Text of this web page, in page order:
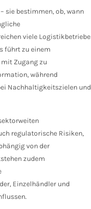
sie bestimmen, ob, wann
viele Logistikbetriebe
führt zu einem
Zugang zu
während
Nachhaltigkeitszielen und
regulatorische Risiken,
von der
zudem
Einzelhändler und